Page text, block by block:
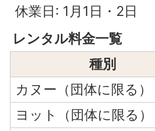
休業日: 1月1日・2日
レンタル料金一覧
種別
カヌー（団体に限る）
ヨット（団体に限る）